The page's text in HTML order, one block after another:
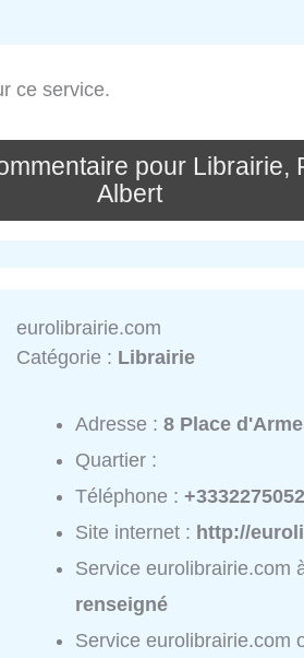
ce service.
pour Librairie,
Albert
eurolibrairie.com
Catégorie : Librairie
Adresse :8 Place
Quartier :
Téléphone :
Site internet : http://
Service eurolibrairie.com
renseigné
Service eurolibrairie.com